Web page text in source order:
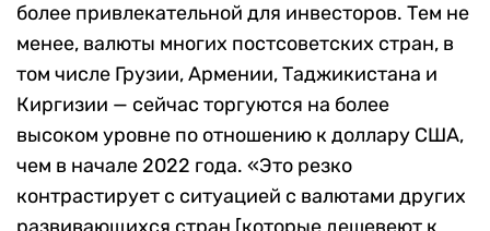
более привлекательной для инвесторов. Тем не
менее, валюты многих постсоветских стран, в
том числе Грузии, Армении, Таджикистана и
Киргизии — сейчас торгуются на более
высоком уровне по отношению к доллару США,
чем в начале 2022 года. «Это резко
контрастирует с ситуацией с валютами других